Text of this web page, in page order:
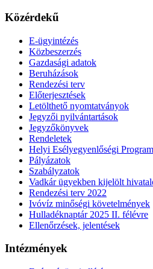
Közérdekű
E-ügyintézés
Közbeszerzés
Gazdasági adatok
Beruházások
Rendezési terv
Előterjesztések
Letölthető nyomtatványok
Jegyzői nyilvántartások
Jegyzőkönyvek
Rendeletek
Helyi Esélyegyenlőségi Program
Pályázatok
Szabályzatok
Vadkár ügyekben kijelölt
Rendezési terv 2022
Ivóvíz minőségi követelmények
Hulladéknaptár 2025 II. félévre
Ellenőrzések, jelentések
Intézmények